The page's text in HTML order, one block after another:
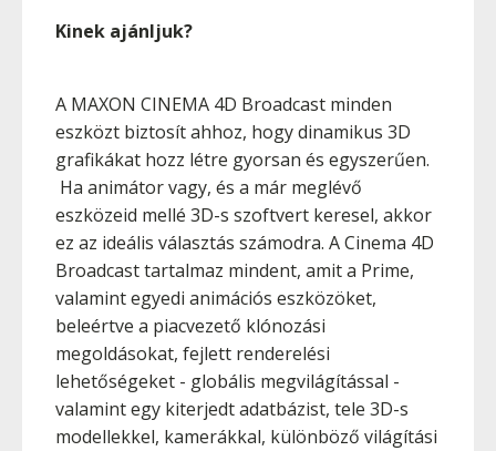
Kinek ajánljuk?
A MAXON CINEMA 4D Broadcast minden
eszközt biztosít ahhoz, hogy dinamikus 3D
grafikákat hozz létre gyorsan és egyszerűen.
Ha animátor vagy, és a már meglévő
eszközeid mellé 3D-s szoftvert keresel, akkor
ez az ideális választás számodra. A Cinema 4D
Broadcast tartalmaz mindent, amit a Prime,
valamint egyedi animációs eszközöket,
beleértve a piacvezető klónozási
megoldásokat, fejlett renderelési
lehetőségeket - globális megvilágítással -
valamint egy kiterjedt adatbázist, tele 3D-s
modellekkel, kamerákkal, különböző világítási